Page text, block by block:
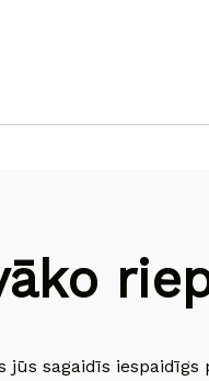
jūs sagaidīs